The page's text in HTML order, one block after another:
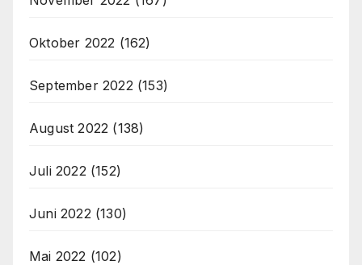
Oktober 2022 (162)
September 2022 (153)
August 2022 (138)
Juli 2022 (152)
Juni 2022 (130)
Mai 2022 (102)